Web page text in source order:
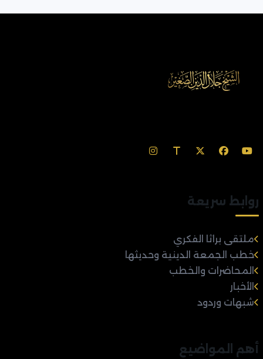
روابط سريعة
ملتقى براثا الفكري
خطب الجمعة الدينية وحديثها
المحاضرات والخطب
الأخبار
شبهات وردود
أهم المواضيع